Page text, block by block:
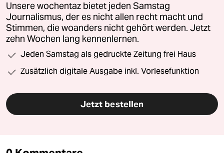
Unsere wochentaz bietet jeden Samstag
Journalismus, der es nicht allen recht macht und
Stimmen, die woanders nicht gehört werden. Jetzt
zehn Wochen lang kennenlernen.
Jeden Samstag als gedruckte Zeitung frei Haus
Zusätzlich digitale Ausgabe inkl. Vorlesefunktion
Jetzt bestellen